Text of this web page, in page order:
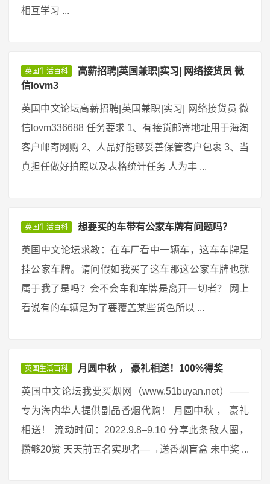
相互学习 ...
英国生活百科
高薪招聘|英国兼职|实习| 网络接货员 微
信lovm3
英国中文论坛高薪招聘|英国兼职|实习| 网络接货员 微
信lovm336688 任务要求 1、有接货邮寄地址用于海淘
客户邮寄网购 2、人品好能够妥善保管客户包裹 3、当
真担任做好拍照以及表格统计任务 人为丰 ...
英国生活百科 想要买的车带有公家车牌有问题吗？
英国中文论坛求教：在车厂看中一辆车，这车车牌是
挂公家车牌。请问假如我买了这车那这公家车牌也就
属于我了是吗？会不会车和车牌是离开一切者？ 网上
看说有的车辆是为了要覆盖某些货色所以 ...
英国生活百科 月圆中秋 ， 豪礼相送！100%得奖
英国中文论坛我要买烟网（www.51buyan.net）——
专为海内华人提供副品香烟代购！ 月圆中秋 ， 豪礼
相送！ 流动时间：2022.9.8–9.10 分享此条敌人圈，
攒够20赞 天天前五名实现者—→送香烟盲盒 未中奖 ...